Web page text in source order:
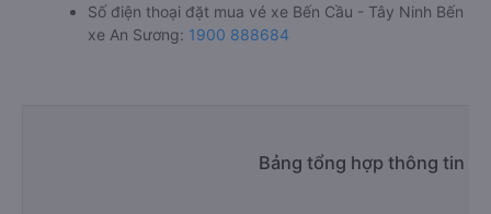
Số điện thoại đặt mua vé xe Bến Cầu - Tây Ninh Bến
xe An Sương: 1900 888684
Bảng tổng hợp thông tin